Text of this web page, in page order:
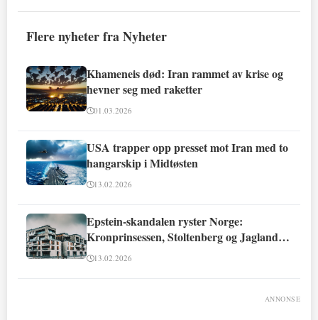
Flere nyheter fra Nyheter
Khameneis død: Iran rammet av krise og
hevner seg med raketter
01.03.2026
USA trapper opp presset mot Iran med to
hangarskip i Midtøsten
13.02.2026
Epstein-skandalen ryster Norge:
Kronprinsessen, Stoltenberg og Jagland
involvert
13.02.2026
ANNONSE